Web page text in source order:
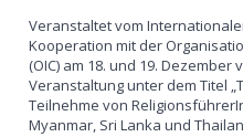
Veranstaltet vom
Kooperation mit der
(OIC) am 18. und 19.
Veranstaltung unter dem Titel
Teilnehme von
Myanmar, Sri Lanka und